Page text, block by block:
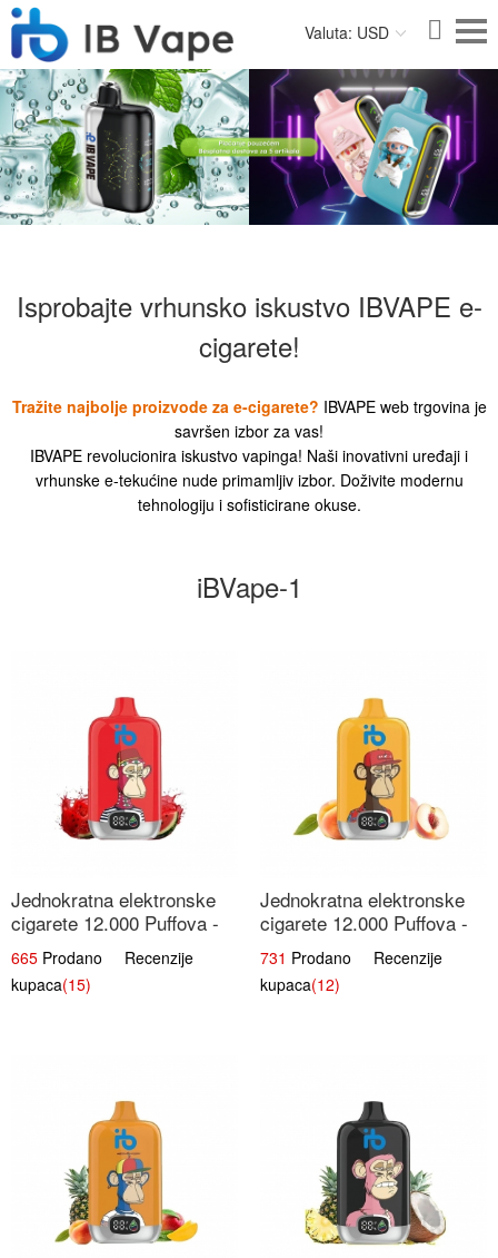
Valuta: USD
Isprobajte vrhunsko iskustvo IBVAPE e-
cigarete!
Tražite najbolje proizvode za e-cigarete? IBVAPE web trgovina je
savršen izbor za vas!
IBVAPE revolucionira iskustvo vapinga! Naši inovativni uređaji i
vrhunske e-tekućine nude primamljiv izbor. Doživite modernu
tehnologiju i sofisticirane okuse.
iBVape-1
Jednokratna elektronske
cigarete 12.000 Puffova -
Lubenica Sladoled | Ljetna
Desertna Aroma
665 Prodano Recenzije
kupaca(15)
Jednokratna elektronske
cigarete 12.000 Puffova -
Breskva i Voćni Sok |
Osježavajuća Voćna
Mješavina
731 Prodano Recenzije
kupaca(12)